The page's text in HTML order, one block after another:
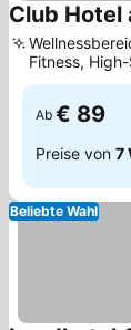
Club Hotel
Fitness,
Unterkünften
Ab € 89
Preise von 7
Beliebte Wahl